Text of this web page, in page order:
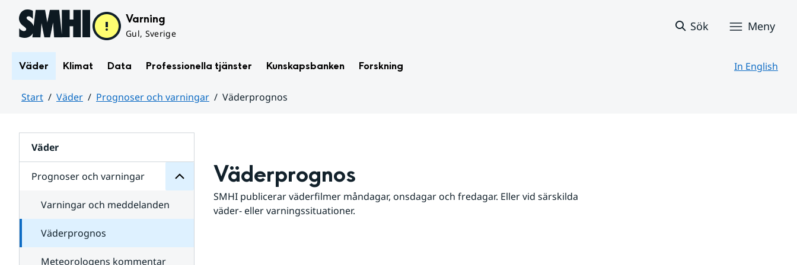
Hoppa till sidans innehåll Varning
Gul, Sverige
Sök Meny
Väder Klimat Data Professionella tjänster Kunskapsbanken Forskning In English
Start Väder Prognoser och varningar
Väderprognos
Väder
Prognoser och varningar
för
varningar
Varningar och meddelanden
Väderprognos
Meteorologens kommentar
Väderprognos
SMHI publicerar väderfilmer måndagar, onsdagar och fredagar. Eller vid särskilda
väder- eller varningssituationer.